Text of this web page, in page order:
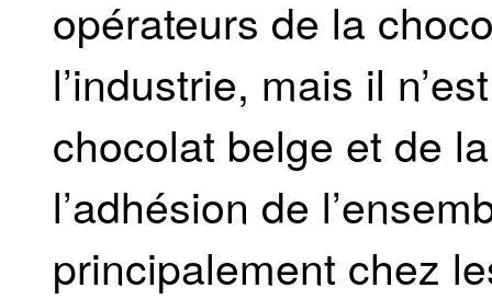
opérateurs de la
l’industrie, mais il
chocolat belge et de
l’adhésion de
principalement chez